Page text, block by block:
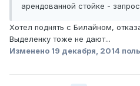
арендованной стойке -
Хотел поднять с Билайном,
Выделенку тоже не дают...
Изменено 19 декабря, 2014